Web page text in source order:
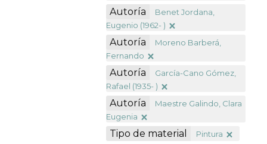
Autoría
Benet Jordana,
Eugenio (1962- )
Autoría
Moreno Barberá,
Fernando
Autoría
García-Cano Gómez,
Rafael (1935- )
Autoría
Maestre Galindo, Clara
Eugenia
Tipo de material Pintura